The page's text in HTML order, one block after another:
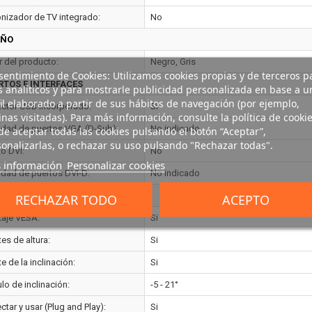
de TV integrado: No
del producto: Negro, Gris
E INTERFACES
USB incorporado: Si
de puertos VGA (D-Sub): No indicado
DVI: No
de puertos DVI-D: No indicado
VESA: Si
de altura: Si
de la inclinación: Si
de inclinación: -5 - 21°
y usar (Plug and Play): Si
de Cookies: Utilizamos cookies propias y de terceros
analíticos y para mostrarle publicidad personalizada en base a
elaborado a partir de sus hábitos de navegación (por ejemplo,
visitadas). Para más información, consulte la política de
aceptar todas las cookies pulsando el botón “Aceptar”,
o rechazar su uso pulsando "Rechazar todas".
información Personalizar cookies
RECHAZAR TODO ACEPTO